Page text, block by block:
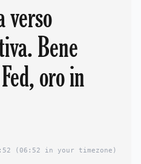
verso
Bene
oro in
(06:52 in your timezone)